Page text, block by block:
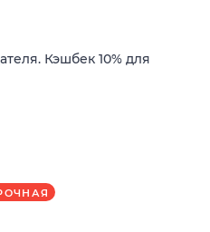
Кэшбек 10% для